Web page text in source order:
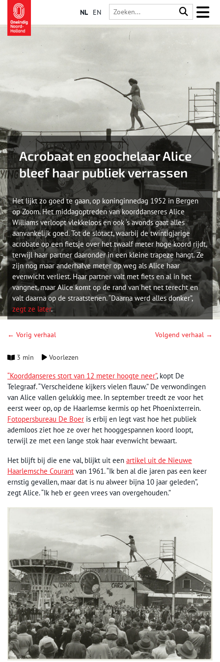
NL EN
Acrobaat en goochelaar Alice
bleef haar publiek verrassen
Het lijkt zo goed te gaan, op koninginnedag 1952 in Bergen
op Zoom. Het middagoptreden van koorddanseres Alice
Williams verloopt vlekkeloos en ook ‘s avonds gaat alles
aanvankelijk goed. Tot de slotact, waarbij de twintigjarige
acrobate op een fietsje over het twaalf meter hoge koord rijdt,
terwijl haar partner daaronder in een kleine trapeze hangt. Ze
zijn nog maar anderhalve meter op weg als Alice haar
evenwicht verliest. Haar partner valt met fiets en al in het
vangnet, maar Alice komt op de rand van het net terecht en
valt daarna op de straatstenen. “Daarna werd alles donker”,
zegt ze later.
← Vorig verhaal Volgend verhaal →
3 min Voorlezen
“Koorddanseres stort van 12 meter hoogte neer”, kopt De
Telegraaf. “Verscheidene kijkers vielen flauw.” De verwondingen
van Alice vallen gelukkig mee. In september treedt ze voor het
eerst weer op, op de Haarlemse kermis op het Phoenixterrein.
Fotopersbureau De Boer is erbij en legt vast hoe het publiek
ademloos ziet hoe ze over het hooggespannen koord loopt,
terwijl ze met een lange stok haar evenwicht bewaart.
Het blijft bij die ene val, blijkt uit een artikel uit de Nieuwe
Haarlemsche Courant van 1961. “Ik ben al die jaren pas een keer
ernstig gevallen, maar dat is nu alweer bijna 10 jaar geleden”,
zegt Alice. “Ik heb er geen vrees van overgehouden.”